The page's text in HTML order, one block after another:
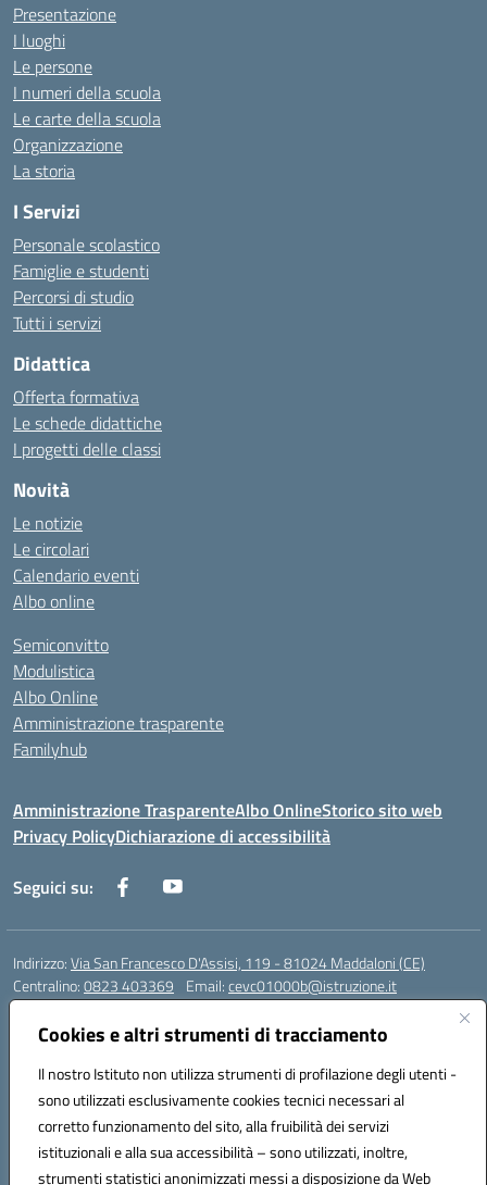
Cookies e altri strumenti di tracciamento
Il nostro Istituto non utilizza strumenti di profilazione degli utenti -
sono utilizzati esclusivamente cookies tecnici necessari al
corretto funzionamento del sito, alla fruibilità dei servizi
istituzionali e alla sua accessibilità – sono utilizzati, inoltre,
strumenti statistici anonimizzati messi a disposizione da Web
Presentazione
I luoghi
Le persone
I numeri della scuola
Le carte della scuola
Organizzazione
La storia
I Servizi
Personale scolastico
Famiglie e studenti
Percorsi di studio
Tutti i servizi
Didattica
Offerta formativa
Le schede didattiche
I progetti delle classi
Novità
Le notizie
Le circolari
Calendario eventi
Albo online
Semiconvitto
Modulistica
Albo Online
Amministrazione trasparente
Familyhub
Amministrazione TrasparenteAlbo OnlineStorico sito web
Privacy PolicyDichiarazione di accessibilità
Seguici su:
Indirizzo:Via San Francesco D'Assisi, 119 - 81024 Maddaloni (CE)
Centralino:0823 403369 Email:cevc01000b@istruzione.it
Posta elettronica certificata (PEC):
Codice fiscale: 80004990612 (Convitto) - 93044680614 (Scuole
Annesse)
Codice meccanografico:CEVC01000B
Codice Indice delle Pubbliche Amministrazioni (IPA): istsc_cevc01000b
Codice unico di fatturazione (CUF): ZUT1RT